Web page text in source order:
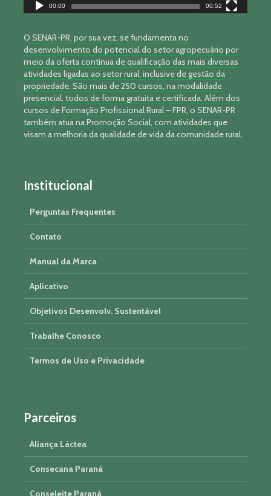
00:00 00:52
O SENAR-PR, por sua vez, se fundamenta no
desenvolvimento do potencial do setor agropecuário por
meio da oferta contínua de qualificação das mais diversas
atividades ligadas ao setor rural, inclusive de gestão da
propriedade. São mais de 250 cursos, na modalidade
presencial, todos de forma gratuita e certificada. Além dos
cursos de Formação Profissional Rural – FPR, o SENAR-PR
também atua na Promoção Social, com atividades que
visam a melhoria da qualidade de vida da comunidade rural.
Institucional
Perguntas Frequentes
Contato
Manual da Marca
Aplicativo
Objetivos Desenvolv. Sustentável
Trabalhe Conosco
Termos de Uso e Privacidade
Parceiros
Aliança Láctea
Consecana Paraná
Conseleite Paraná